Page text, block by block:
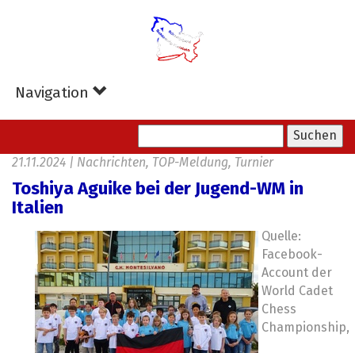
Navigation
21.11.2024 | Nachrichten, TOP-Meldung, Turnier
Toshiya Aguike bei der Jugend-WM in
Italien
Quelle:
Facebook-
Account der
World Cadet
Chess
Championship,